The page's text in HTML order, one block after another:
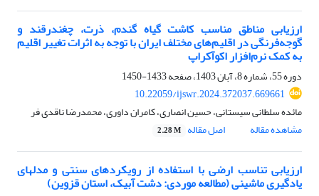
ارزیابی مناطق مناسب کاشت گیاه گندم، ذرت، چغندرقند و
گوجه‌فرنگی در اقلیم‌های مختلف ایران با توجه به اثرات تغییر اقلیم
به کمک نرم‌افزار اکوآکراپ
دوره 55، شماره 8، آبان 1403، صفحه
1433-1450
10.22059/ijswr.2024.372037.669661
مائده سلطانی سیستانی، حسین انصاری، کامران داوری، محمدرضا ناقدی فر
مشاهده مقاله
اصل مقاله 2.28 M
ارزیابی تناسب ارضی با استفاده از رویکردهای سنتی و مدلهای
یادگیری ماشینی (مطالعه موردی: دشت آبیک، استان قزوین)